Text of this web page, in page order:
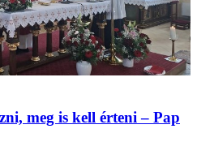
meg is kell érteni – Pap